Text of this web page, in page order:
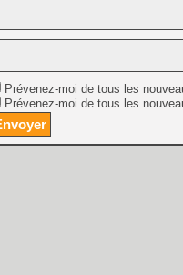
Prévenez-moi de tous les
Prévenez-moi de tous les